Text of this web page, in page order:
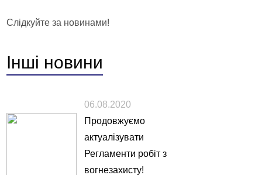
Слідкуйте за новинами!
Інші новини
06.08.2020
Продовжуємо
актуалізувати
Регламенти робіт з
вогнезахисту!